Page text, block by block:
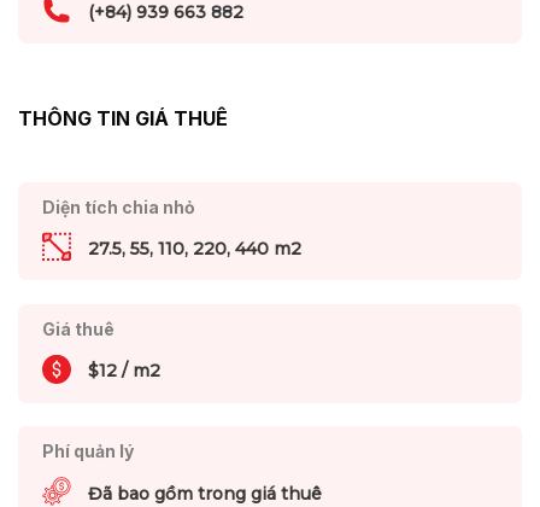
(+84) 939 663 882
THÔNG TIN GIÁ THUÊ
Diện tích chia nhỏ
27.5, 55, 110, 220, 440 m2
Giá thuê
$12 / m2
Phí quản lý
Đã bao gồm trong giá thuê